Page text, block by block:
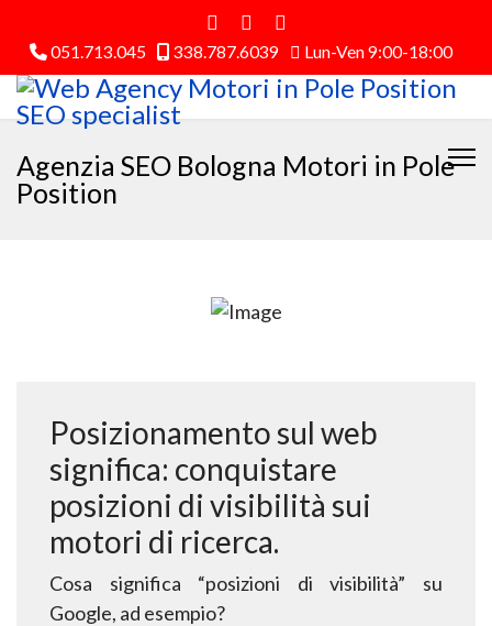
051.713.045 338.787.6039 Lun-Ven 9:00-18:00
Agenzia SEO Bologna Motori in Pole
Position
Posizionamento sul web
significa: conquistare
posizioni di visibilità sui
motori di ricerca.
Cosa significa “posizioni di visibilità” su
Google, ad esempio?